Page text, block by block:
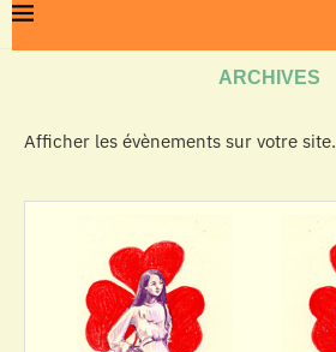
ARCHIVES
Afficher les évènements sur votre site.